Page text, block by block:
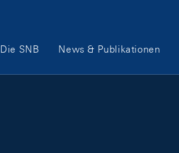
Hauptnavigation
Die SNB News & Publikationen